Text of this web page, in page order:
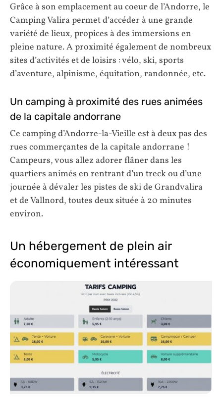
Grâce à son emplacement au coeur de l’Andorre, le
Camping Valira permet d’accéder à une grande
variété de lieux, propices à des immersions en
pleine nature. A proximité également de nombreux
sites d’activités et de loisirs : vélo, ski, sports
d’aventure, alpinisme, équitation, randonnée, etc.
Un camping à proximité des rues animées
de la capitale andorrane
Ce camping d’Andorre-la-Vieille est à deux pas des
rues commerçantes de la capitale andorrane !
Campeurs, vous allez adorer flâner dans les
quartiers animés en rentrant d’un treck ou d’une
journée à dévaler les pistes de ski de Grandvalira
et de Vallnord, toutes deux située à 20 minutes
environ.
Un hébergement de plein air
économiquement intéressant